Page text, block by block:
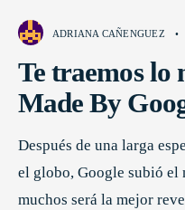
ADRIANA CAÑENGUEZ •
Te traemos lo
Made By
Después de una larga
el globo, Google subió
muchos será la mejor